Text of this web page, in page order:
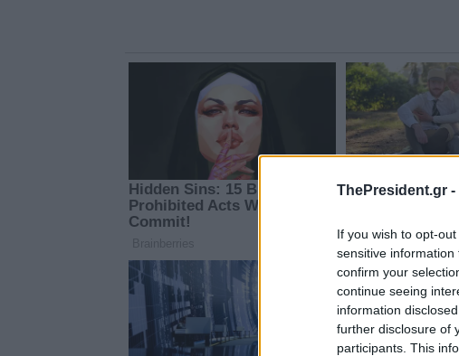
ThePresident.gr -
If you wish to opt-
sensitive
confirm your
continue seeing
information
further disclosure of
participants. This